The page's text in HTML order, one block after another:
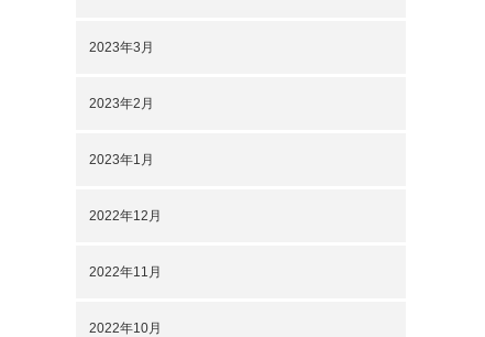
2023年3月
2023年2月
2023年1月
2022年12月
2022年11月
2022年10月